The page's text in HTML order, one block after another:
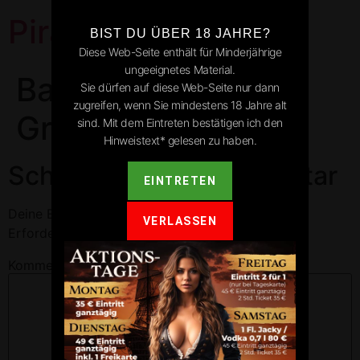
Pirates Park
Bad Peterstal-
Griesbach
Schreibe einen Kommentar
Deine E-Mail-Adresse wird nicht veröffentlicht.
Kommentar*
BIST DU ÜBER 18 JAHRE?
Diese Web-Seite enthält für Minderjährige
ungeeignetes Material.
Sie dürfen auf diese Web-Seite nur dann
zugreifen, wenn Sie mindestens 18 Jahre alt
sind. Mit dem Eintreten bestätigen ich den
Hinweistext* gelesen zu haben.
EINTRETEN
VERLASSEN